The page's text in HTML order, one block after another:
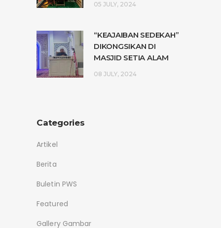
05 JULY, 2024
“KEAJAIBAN SEDEKAH”
DIKONGSIKAN DI
MASJID SETIA ALAM
08 JULY, 2024
Categories
Artikel
Berita
Buletin PWS
Featured
Gallery Gambar